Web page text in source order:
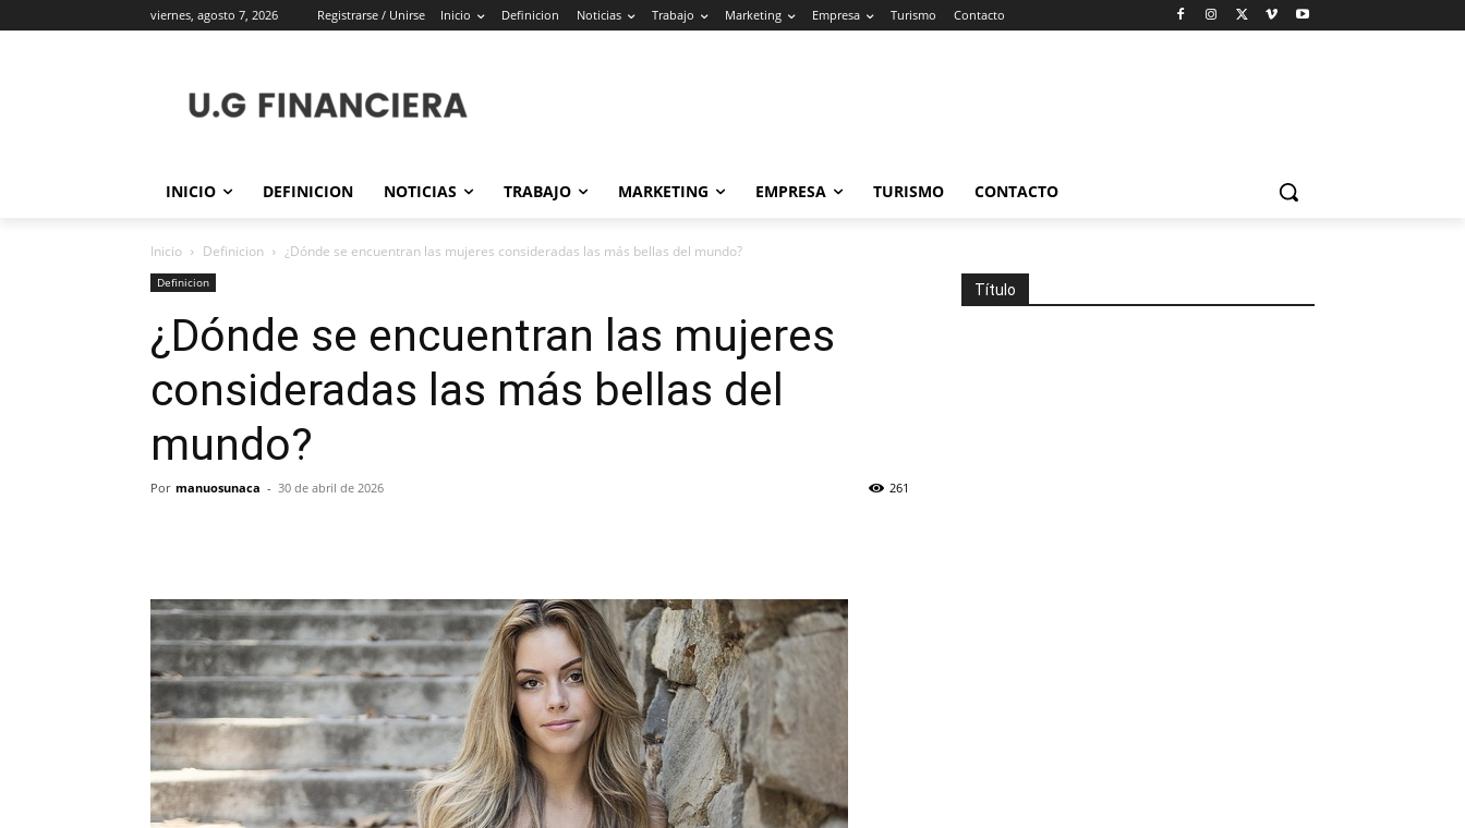
viernes, agosto 7, 2026 Registrarse / Unirse Inicio Definicion Noticias Trabajo Marketing Empresa Turismo Contacto
INICIO DEFINICION NOTICIAS TRABAJO MARKETING EMPRESA TURISMO CONTACTO
Inicio Definicion ¿Dónde se encuentran las mujeres consideradas las más bellas del mundo?
Definicion
¿Dónde se encuentran las mujeres
consideradas las más bellas del
mundo?
Por manuosunaca - 30 de abril de 2026 261
Título